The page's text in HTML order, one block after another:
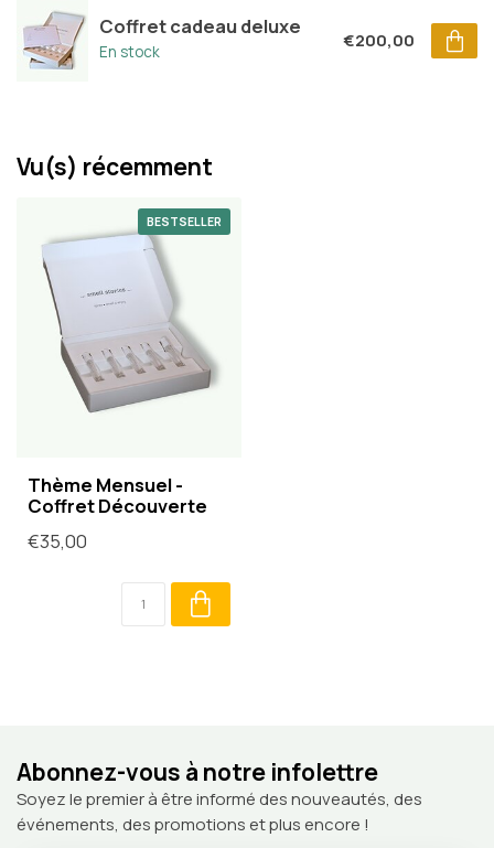
Coffret cadeau deluxe
En stock €200,00
Vu(s) récemment
BESTSELLER
Thème Mensuel -
Coffret Découverte
€35,00
Abonnez-vous à notre infolettre
Soyez le premier à être informé des nouveautés, des
événements, des promotions et plus encore !